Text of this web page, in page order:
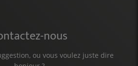
nous
ou vous voulez juste dire